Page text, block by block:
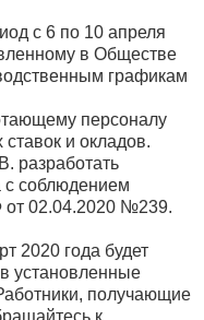
с 6 по 10 апреля
в Обществе
графикам
персоналу
и окладов.
разработать
с соблюдением
от 02.04.2020 №239.
2020 года будет
установленные
получающие